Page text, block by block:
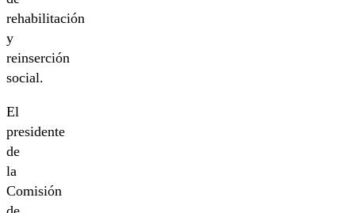
rehabilitación
y
reinserción
social.
El
presidente
de
la
Comisión